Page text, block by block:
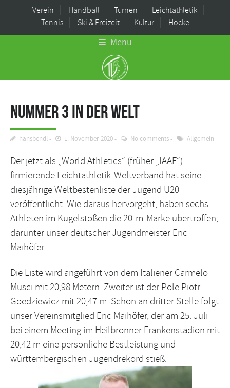
Verein Handball Turnen
Leichtathletik
Tennis
Ski & Freizeit Kultur Hocke
Menu
Nummer 3 in der Welt
hansbendl 1. November 2020 No comments Allgemein
Der jetzt als „World Athletics“ (früher „IAAF“)
firmierende Leichtathletik-Weltverband hat seine
diesjährige Weltbestenliste der Jugend U20
veröffentlicht. Wie daraus hervorgeht, haben sechs
Athleten im Kugelstoßen die 20-m-Marke übertroffen,
darunter unser deutscher Jugendmeister Eric
Maihöfer.
Die Liste wird angeführt von dem Italiener Carmelo
Musci mit 20,98 Metern. Zweiter ist der Pole Piotr
Goedziewicz mit 20,47 m. Schon an dritter Stelle folgt
unser Vereinsmitglied Eric Maihöfer, der am 25. Juli
bei einem Meeting im Heilbronner Frankenstadion mit
20,42 m eine persönliche Bestleistung und
württembergischen Jugendrekord stieß.